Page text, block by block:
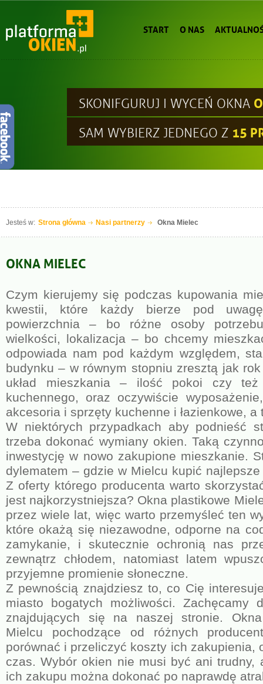
START O NAS
SKONIFGURUJ I WYCEŃ OKNA
SAM WYBIERZ JEDNEGO Z 15
Jesteś w: Strona główna Nasi partnerzy Okna Mielec
OKNA MIELEC
Czym kierujemy się podczas kupowania
kwestii, które każdy bierze pod
powierzchnia – bo różne osoby
wielkości, lokalizacja – bo chcemy
odpowiada nam pod każdym względem,
budynku – w równym stopniu zresztą jak
układ mieszkania – ilość pokoi czy też
kuchennego, oraz oczywiście
akcesoria i sprzęty kuchenne i łazienkowe,
W niektórych przypadkach aby podnieść
trzeba dokonać wymiany okien. Taką
inwestycję w nowo zakupione mieszkanie.
dylematem – gdzie w Mielcu kupić
Z oferty którego producenta warto
jest najkorzystniejsza? Okna plastikowe
przez wiele lat, więc warto przemyśleć ten
które okażą się niezawodne, odporne na
zamykanie, i skutecznie ochronią nas
zewnątrz chłodem, natomiast latem
przyjemne promienie słoneczne.
Z pewnością znajdziesz to, co Cię
miasto bogatych możliwości. Zachęcamy
znajdujących się na naszej stronie.
Mielcu pochodzące od różnych
porównać i przeliczyć koszty ich zakupienia,
czas. Wybór okien nie musi być ani trudny,
ich zakupu można dokonać po naprawdę